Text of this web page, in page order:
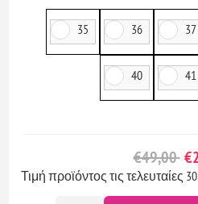
35 36 37
40 41
€49,00
Τιμή προϊόντος τις τελευταίες